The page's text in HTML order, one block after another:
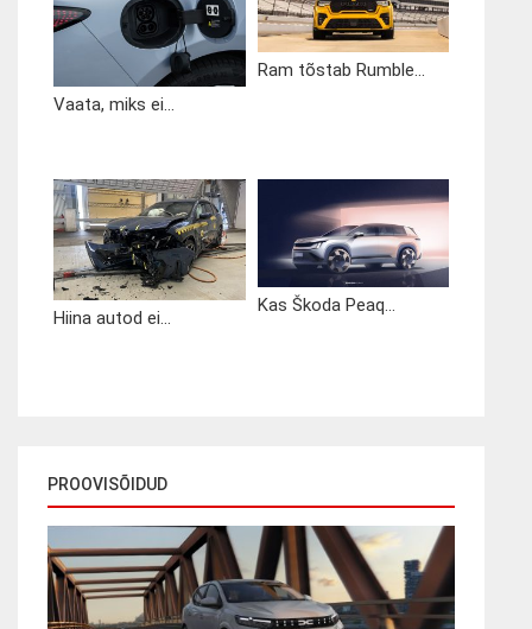
Vaata, miks ei...
Ram tõstab Rumble...
Hiina autod ei...
Kas Škoda Peaq...
PROOVISÕIDUD